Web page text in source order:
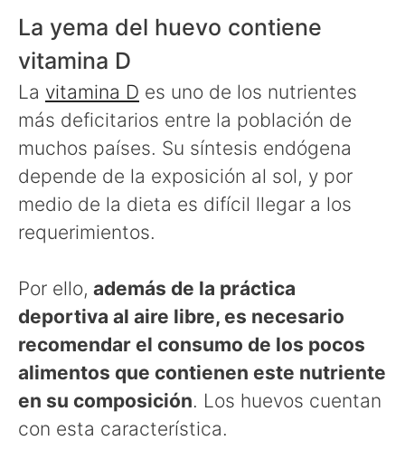
La yema del huevo contiene
vitamina D
La vitamina D es uno de los nutrientes
más deficitarios entre la población de
muchos países. Su síntesis endógena
depende de la exposición al sol, y por
medio de la dieta es difícil llegar a los
requerimientos.
Por ello, además de la práctica
deportiva al aire libre, es necesario
recomendar el consumo de los pocos
alimentos que contienen este nutriente
en su composición. Los huevos cuentan
con esta característica.